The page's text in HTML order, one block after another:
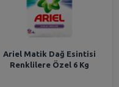
Ariel Matik Dağ Esintisi
Renklilere Özel 6 Kg